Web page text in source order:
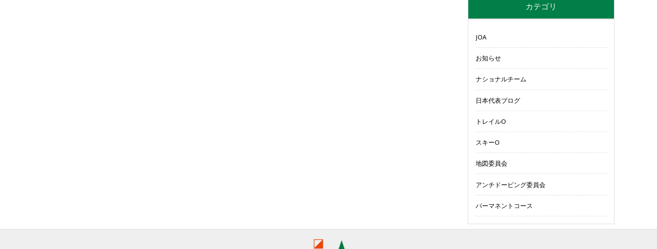
カテゴリ
JOA
お知らせ
ナショナルチーム
日本代表ブログ
トレイルO
スキーO
地図委員会
アンチドーピング委員会
パーマネントコース